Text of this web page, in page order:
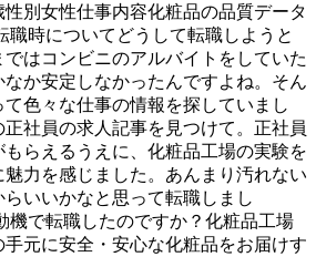
別女性仕事内容化粧品の品質データ
職時についてどうして転職しようと
はコンビニのアルバイトをしていた
か安定しなかったんですよね。そん
色々な仕事の情報を探していまし
社員の求人記事を見つけて。正社員
らえるうえに、化粧品工場の実験を
力を感じました。あんまり汚れない
いいかなと思って転職しまし
機で転職したのですか？化粧品工場
元に安全・安心な化粧品をお届けす